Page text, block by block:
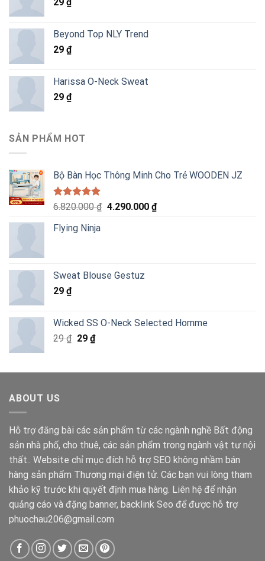
Beyond Top NLY Trend
29 ₫
Harissa O-Neck Sweat
29 ₫
SẢN PHẨM HOT
Bộ Bàn Học Thông Minh Cho Trẻ WOODEN JZ
Được xếp
5 sao
6.820.000₫ Giá
4.290.000 ₫Giá
Flying Ninja
Sweat Blouse Gestuz
29 ₫
Wicked SS O-Neck Selected Homme
29₫ Giá
29 ₫.
29 ₫Giá
là:
ABOUT US
Hỗ trợ đăng bài các sản phẩm từ các ngành nghề Bất động
sản nhà phố, cho thuê, các sản phẩm trong ngành vật tư nội
thất.. Website chỉ mục đích hỗ trợ SEO không nhầm bán
hàng sản phẩm Thương mại điện tử. Các bạn vui lòng tham
khảo kỹ trước khi quyết định mua hàng. Liên hệ để nhận
quảng cáo và đặng banner, backlink Seo để được hỗ trợ
phuochau206@gmail.com